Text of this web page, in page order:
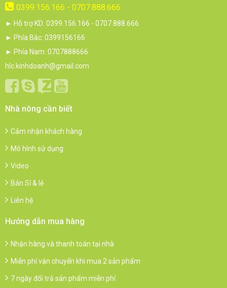
0399.156.166 - 0707.888.666
► Hỗ trợ KD: 0399.156.166 - 0707.888.666
► Phía Bắc: 0399156166
► Phía Nam: 0707888666
hlc.kinhdoanh@gmail.com
Nhà nông cần biết
Cảm nhận khách hàng
Mô hình sử dụng
Video
Bán Sỉ & lẻ
Liên hệ
Hướng dẫn mua hàng
Nhận hàng và thanh toán tại nhà
Miễn phí vận chuyển khi mua 2 sản phẩm
7 ngày đổi trả sản phẩm miễn phí